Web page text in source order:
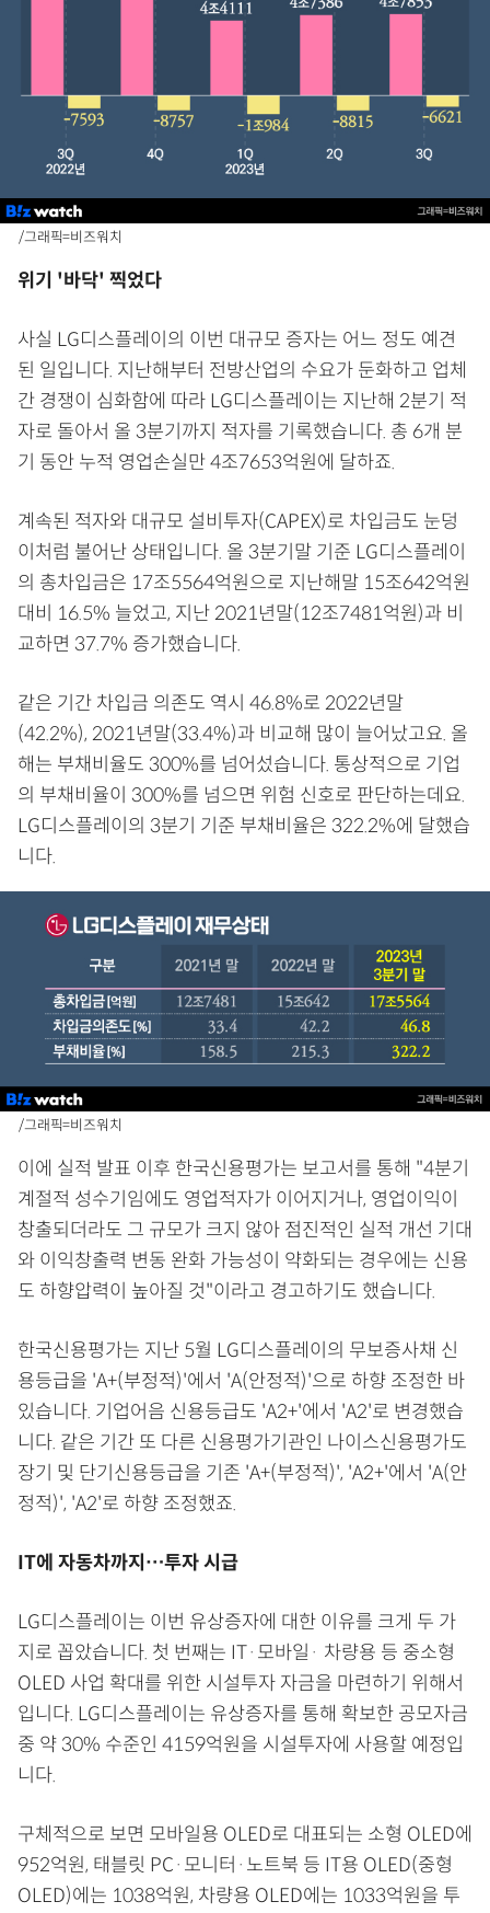
/그래픽=비즈워치
위기 '바닥' 찍었다
사실 LG디스플레이의 이번 대규모 증자는 어느 정도 예견
된 일입니다. 지난해부터 전방산업의 수요가 둔화하고 업체
간 경쟁이 심화함에 따라 LG디스플레이는 지난해 2분기 적
자로 돌아서 올 3분기까지 적자를 기록했습니다. 총 6개 분
기 동안 누적 영업손실만 4조7653억원에 달하죠.
계속된 적자와 대규모 설비투자(CAPEX)로 차입금도 눈덩
이처럼 불어난 상태입니다. 올 3분기말 기준 LG디스플레이
의 총차입금은 17조5564억원으로 지난해말 15조642억원
대비 16.5% 늘었고, 지난 2021년말(12조7481억원)과 비
교하면 37.7% 증가했습니다.
같은 기간 차입금 의존도 역시 46.8%로 2022년말
(42.2%), 2021년말(33.4%)과 비교해 많이 늘어났고요. 올
해는 부채비율도 300%를 넘어섰습니다. 통상적으로 기업
의 부채비율이 300%를 넘으면 위험 신호로 판단하는데요.
LG디스플레이의 3분기 기준 부채비율은 322.2%에 달했습
니다.
/그래픽=비즈워치
이에 실적 발표 이후 한국신용평가는 보고서를 통해 "4분기
계절적 성수기임에도 영업적자가 이어지거나, 영업이익이
창출되더라도 그 규모가 크지 않아 점진적인 실적 개선 기대
와 이익창출력 변동 완화 가능성이 약화되는 경우에는 신용
도 하향압력이 높아질 것"이라고 경고하기도 했습니다.
한국신용평가는 지난 5월 LG디스플레이의 무보증사채 신
용등급을 'A+(부정적)'에서 'A(안정적)'으로 하향 조정한 바
있습니다. 기업어음 신용등급도 'A2+'에서 'A2'로 변경했습
니다. 같은 기간 또 다른 신용평가기관인 나이스신용평가도
장기 및 단기신용등급을 기존 'A+(부정적)', 'A2+'에서 'A(안
정적)', 'A2'로 하향 조정했죠.
IT에 자동차까지…투자 시급
LG디스플레이는 이번 유상증자에 대한 이유를 크게 두 가
지로 꼽았습니다. 첫 번째는 IT·모바일· 차량용 등 중소형
OLED 사업 확대를 위한 시설투자 자금을 마련하기 위해서
입니다. LG디스플레이는 유상증자를 통해 확보한 공모자금
중 약 30% 수준인 4159억원을 시설투자에 사용할 예정입
니다.
구체적으로 보면 모바일용 OLED로 대표되는 소형 OLED에
952억원, 태블릿 PC·모니터·노트북 등 IT용 OLED(중형
OLED)에는 1038억원, 차량용 OLED에는 1033억원을 투